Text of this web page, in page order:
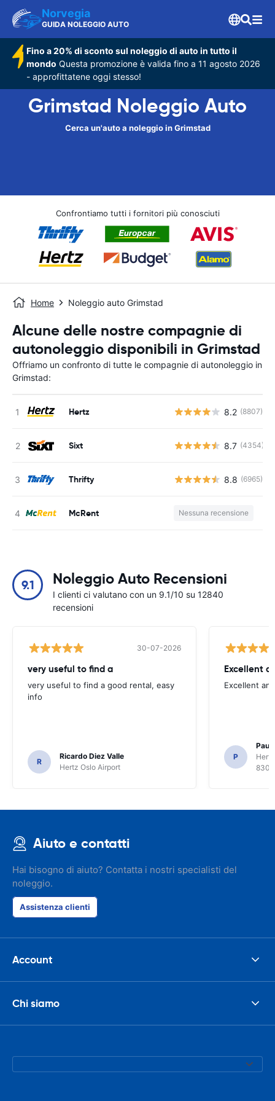
Norvegia
GUIDA NOLEGGIO AUTO
Fino a 20% di sconto sul noleggio di auto in tutto il
mondo Questa promozione è valida fino a 11 agosto 2026
- approfittatene oggi stesso!
Grimstad Noleggio Auto
Cerca un'auto a noleggio in Grimstad
Confrontiamo tutti i fornitori più conosciuti
Home Noleggio auto Grimstad
Alcune delle nostre compagnie di
autonoleggio disponibili in Grimstad
Offriamo un confronto di tutte le compagnie di autonoleggio in
Grimstad:
Hertz 8.2 (8807)
Sixt 8.7 (4354)
Thrifty 8.8 (6965)
McRent Nessuna recensione
9.1 Noleggio Auto Recensioni
I clienti ci valutano con un 9.1/10 su 12840
recensioni
30-07-2026
very useful to find a
very useful to find a good rental, easy
info
R
Ricardo Diez Valle
Hertz Oslo Airport
Excellent
Excellent
P
Paul
8300
Aiuto e contatti
Hai bisogno di aiuto? Contatta i nostri specialisti del
noleggio.
Assistenza clienti
Account
Chi siamo